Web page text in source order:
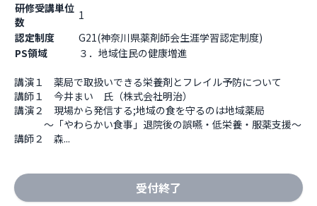
研修受講単位
数
1
認定制度
G21(神奈川県薬剤師会生涯学習認定制度)
PS領域
３．地域住民の健康増進
講演１　薬局で取扱いできる栄養剤とフレイル予防について
講師１　今井まい　氏（株式会社明治）
講演２　現場から発信する;地域の食を守るのは地域薬局
～「やわらかい食事」退院後の誤嚥・低栄養・服薬支援～
講師２　森...
受付終了